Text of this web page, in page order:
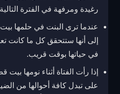
رغيدة ومرفهة في الفترة
عندما ترى البنت في حلمها
إلى أنها ستتحقق كل ما كانت
في حياتها بوقت قريب.
إذا رأت الفتاة أثناء نومها
على تبدل كافة أحوالها من